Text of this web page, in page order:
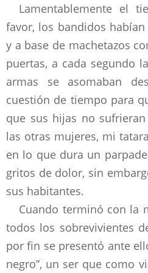
Lamentablemente el
favor, los bandidos
y a base de machetazos
puertas, a cada segundo
armas se asomaban
cuestión de tiempo para
que sus hijas no
las otras mujeres, mi
en lo que dura un
gritos de dolor, sin
sus habitantes.
Cuando terminó con la
todos los sobrevivientes
por fin se presentó ante
negro”, un ser que como